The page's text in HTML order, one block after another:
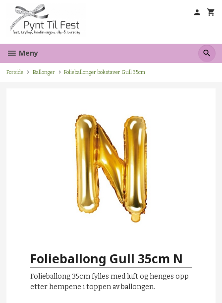
innholdet
Meny
Forside Ballonger Folieballonger bokstaver Gull 35cm
Folieballong Gull 35cm N
Folieballong 35cm fylles med luft og henges opp
etter hempene i toppen av ballongen.